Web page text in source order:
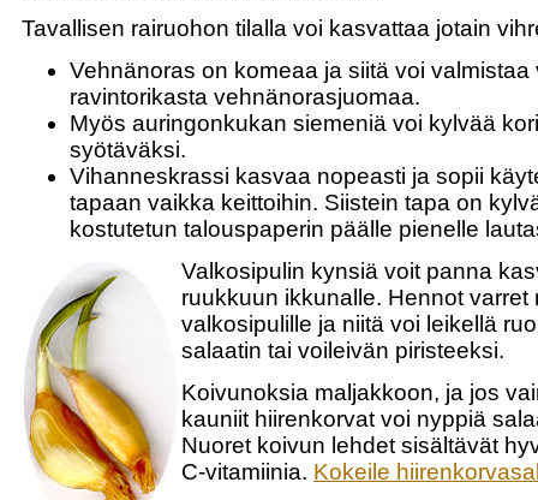
Tavallisen rairuohon tilalla voi kasvattaa jotain
Vehnänoras on komeaa ja siitä voi valmistaa
ravintorikasta vehnänorasjuomaa.
Myös auringonkukan siemeniä voi kylvää
syötäväksi.
Vihanneskrassi kasvaa nopeasti ja sopii
tapaan vaikka keittoihin. Siistein tapa on
kostutetun talouspaperin päälle pienelle
Valkosipulin kynsiä voit panna
ruukkuun ikkunalle. Hennot varret
valkosipulille ja niitä voi leikellä
salaatin tai voileivän piristeeksi.
Koivunoksia maljakkoon, ja jos
kauniit hiirenkorvat voi nyppiä
Nuoret koivun lehdet sisältävät
C-vitamiinia. Kokeile